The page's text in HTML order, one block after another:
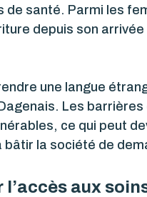
de santé. Parmi les
depuis son
une langue
Les
ce qui peut
la société de
aux